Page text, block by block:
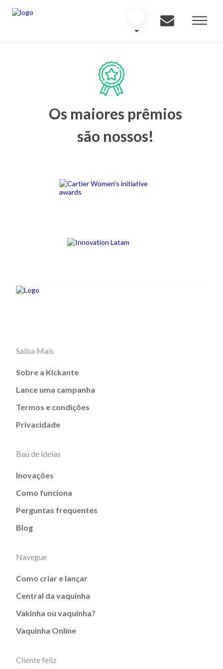
Os maiores prêmios
são nossos!
Saiba Mais
Sobre a Kickante
Lance uma campanha
Termos e condições
Privacidade
Baú de ideias
Inovações
Como funciona
Perguntas frequentes
Blog
Navegue
Como criar e lançar
Central da vaquinha
Vakinha ou vaquinha?
Vaquinha Online
Cliente feliz